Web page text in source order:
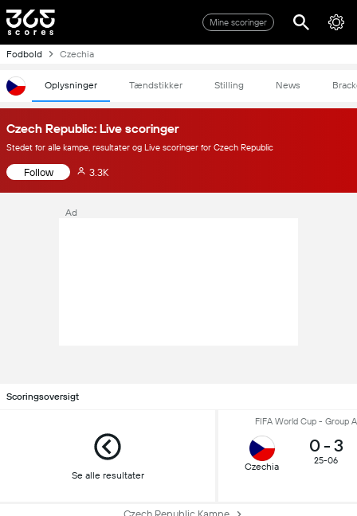
Mine scoringer
Fodbold Czechia
Oplysninger Tændstikker Stilling News
Czech Republic: Live scoringer
Stedet for alle kampe, resultater og Live scoringer for Czech Republic
Follow 3.3K
Ad
Scoringsoversigt
Se alle resultater
FIFA World Cup - Group
Czechia
0- 3
25-06
Czech Republic Kampe